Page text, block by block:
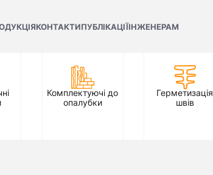
КОНТАКТИПУБЛІКАЦІЇІНЖЕНЕРАМ
Комплектуючі до
опалубки
Герметизація
швів